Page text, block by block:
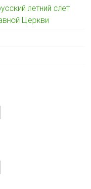
летний слет
Церкви